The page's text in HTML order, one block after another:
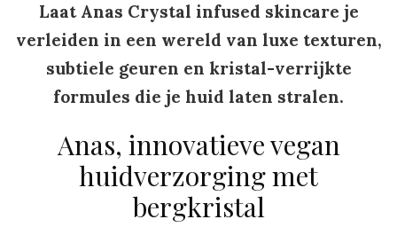
Laat Anas Crystal infused skincare je
verleiden in een wereld van luxe texturen,
subtiele geuren en kristal-verrijkte
formules die je huid laten stralen.
Anas, innovatieve vegan
huidverzorging met
bergkristal